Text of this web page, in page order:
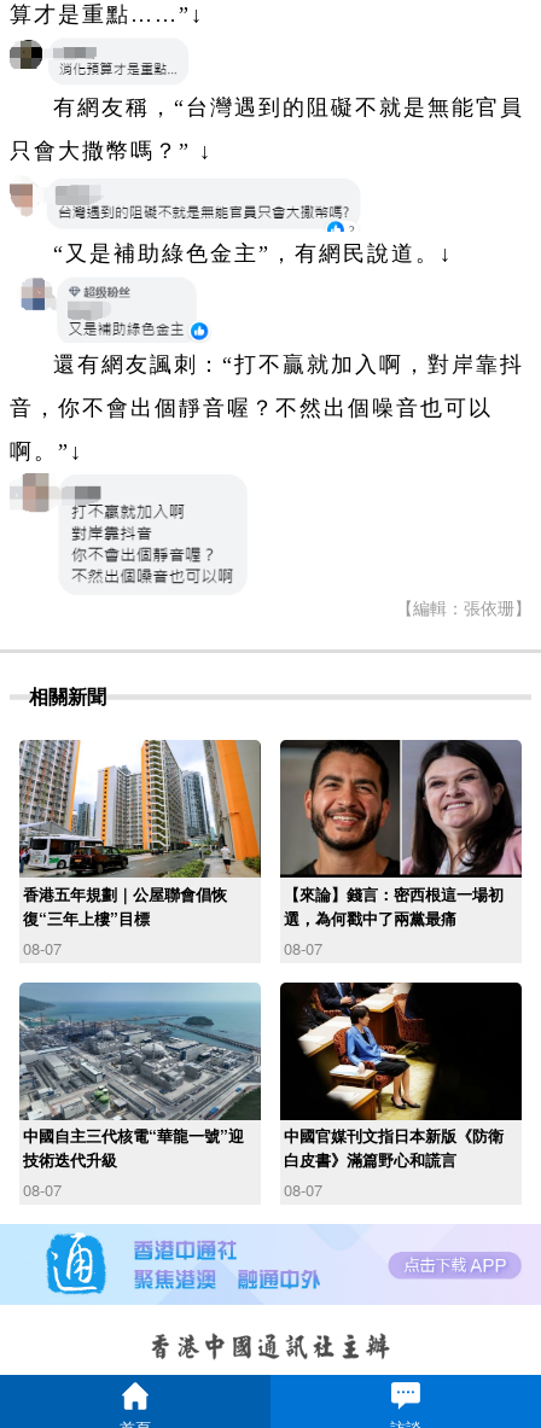
算才是重點……”↓
有網友稱，“台灣遇到的阻礙不就是無能官員
只會大撒幣嗎？” ↓
“又是補助綠色金主”，有網民說道。↓
還有網友諷刺：“打不贏就加入啊，對岸靠抖
音，你不會出個靜音喔？不然出個噪音也可以
啊。”↓
【編輯：張依珊】
相關新聞
香港五年規劃｜公屋聯會倡恢
復“三年上樓”目標
08-07
【來論】錢言：密西根這一場初
選，為何戳中了兩黨最痛
08-07
中國自主三代核電“華龍一號”迎
技術迭代升級
08-07
中國官媒刊文指日本新版《防衛
白皮書》滿篇野心和謊言
08-07